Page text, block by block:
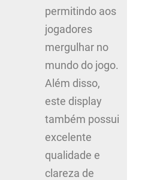
permitindo aos
jogadores
mergulhar no
mundo do jogo.
Além disso,
este display
também possui
excelente
qualidade e
clareza de